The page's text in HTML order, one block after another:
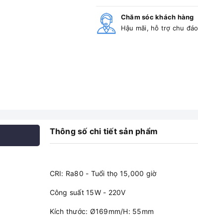
Chăm sóc khách hàng
Hậu mãi, hỗ trợ chu đáo
Thông số chi tiết sản phẩm
CRI: Ra80 - Tuổi thọ 15,000 giờ
Công suất 15W - 220V
Kích thước: Ø169mm/H: 55mm